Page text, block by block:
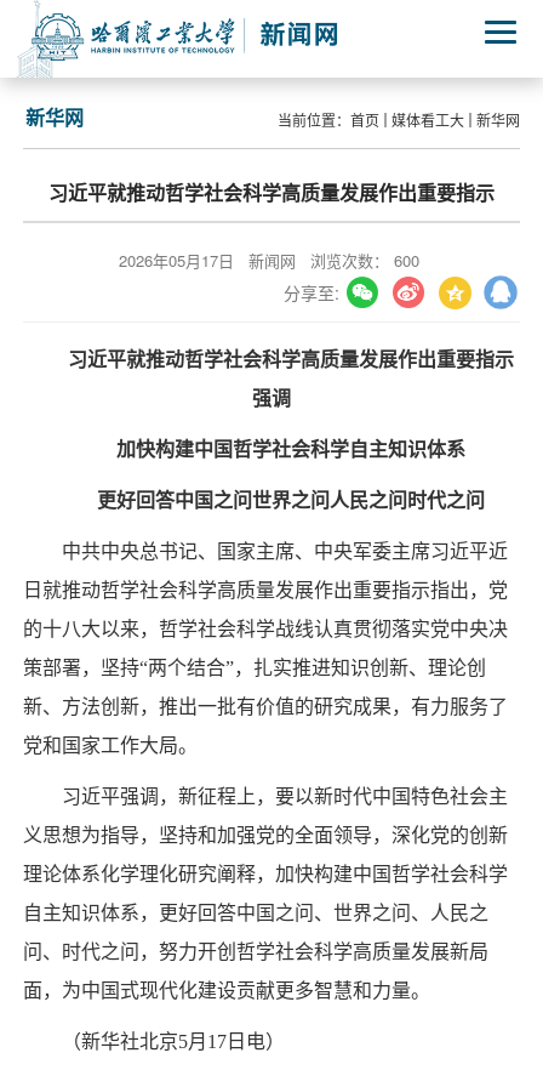
当前位置： 首页 媒体看工大 新华网
新华网
习近平就推动哲学社会科学高质量发展作出重要指示
2026年05月17日 新闻网 浏览次数： 600
分享至:
习近平就推动哲学社会科学高质量发展作出重要指示
强调
加快构建中国哲学社会科学自主知识体系
更好回答中国之问世界之问人民之问时代之问
中共中央总书记、国家主席、中央军委主席习近平近
日就推动哲学社会科学高质量发展作出重要指示指出，党
的十八大以来，哲学社会科学战线认真贯彻落实党中央决
策部署，坚持“两个结合”，扎实推进知识创新、理论创
新、方法创新，推出一批有价值的研究成果，有力服务了
党和国家工作大局。
习近平强调，新征程上，要以新时代中国特色社会主
义思想为指导，坚持和加强党的全面领导，深化党的创新
理论体系化学理化研究阐释，加快构建中国哲学社会科学
自主知识体系，更好回答中国之问、世界之问、人民之
问、时代之问，努力开创哲学社会科学高质量发展新局
面，为中国式现代化建设贡献更多智慧和力量。
（新华社北京5月17日电）